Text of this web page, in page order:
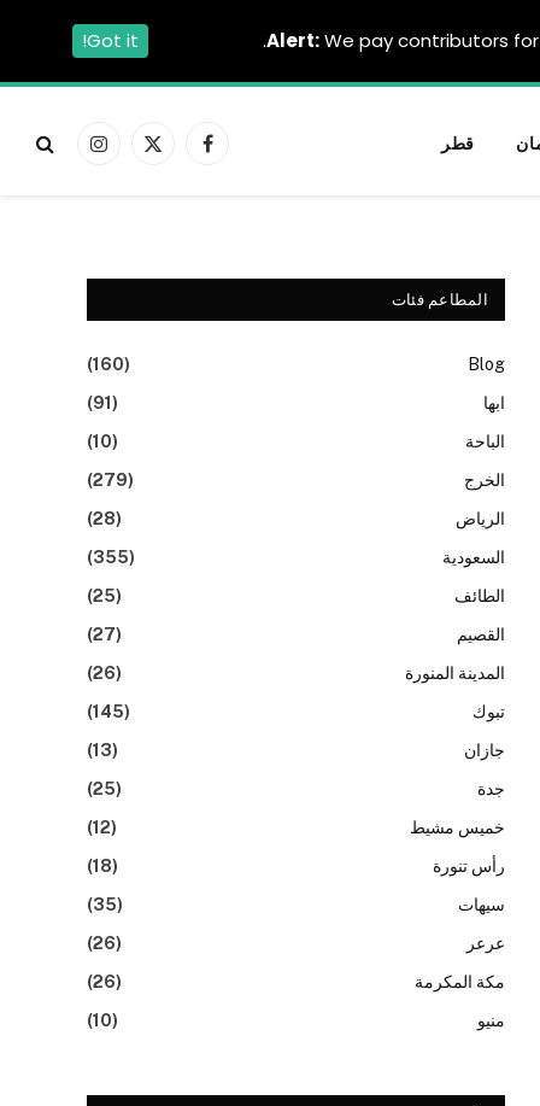
قطر
فيسبوكX
الانستغرام
المطاعم فئات
Blog
(160)
ابها
(91)
الباحة
(10)
الخرج
(279)
الرياض
(28)
السعودية
(355)
الطائف
(25)
القصيم
(27)
المدينة المنورة
(26)
تبوك
(145)
جازان
(13)
جدة
(25)
خميس مشيط
(12)
رأس تنورة
(18)
سيهات
(35)
عرعر
(26)
مكة المكرمة
(26)
منيو
(10)
Alert:We pay contributors for
Got it!